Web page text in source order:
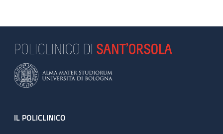
Footer
IL POLICLINICO